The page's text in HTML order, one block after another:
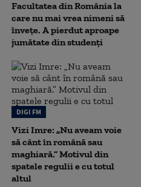
Facultatea din România la
care nu mai vrea nimeni să
înveţe. A pierdut aproape
jumătate din studenţi
DIGI FM
Vizi Imre: „Nu aveam voie
să cânt în română sau
maghiară.” Motivul din
spatele regulii e cu totul
altul